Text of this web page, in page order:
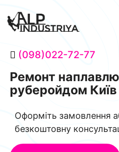
(098)022-72-77
Ремонт
руберойдом Київ
Оформіть замовлення
безкоштовну